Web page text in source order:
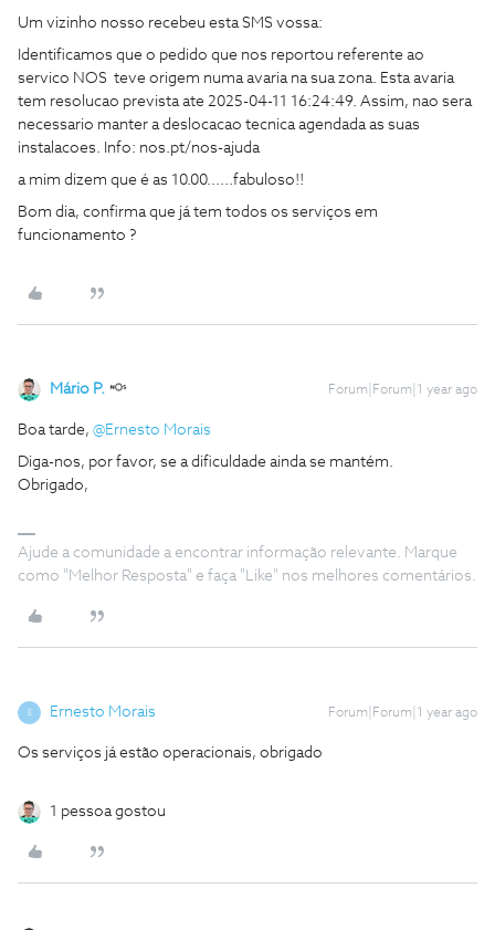
Um vizinho nosso recebeu esta SMS vossa:
Identificamos que o pedido que nos reportou referente ao
servico NOS teve origem numa avaria na sua zona. Esta avaria
tem resolucao prevista ate 2025-04-11 16:24:49. Assim, nao sera
necessario manter a deslocacao tecnica agendada as suas
instalacoes. Info: nos.pt/nos-ajuda
a mim dizem que é as 10.00......fabuloso!!
Bom dia, confirma que já tem todos os serviços em
funcionamento ?
Mário P. Forum|Forum|1 year ago
Boa tarde, ​ @Ernesto Morais
Diga-nos, por favor, se a dificuldade ainda se mantém.
Obrigado,
Ajude a comunidade a encontrar informação relevante. Marque
como "Melhor Resposta" e faça "Like" nos melhores comentários.
E Ernesto Morais Forum|Forum|1 year ago
Os serviços já estão operacionais, obrigado
1 pessoa gostou